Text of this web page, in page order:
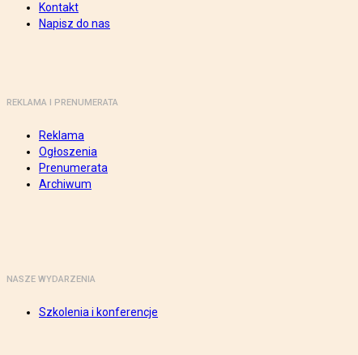
Kontakt
Napisz do nas
REKLAMA I PRENUMERATA
Reklama
Ogłoszenia
Prenumerata
Archiwum
NASZE WYDARZENIA
Szkolenia i konferencje